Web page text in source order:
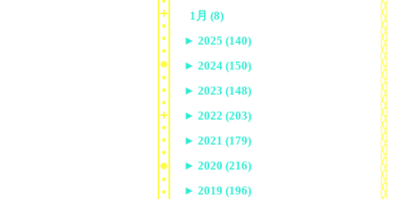
1月 (8)
► 2025 (140)
► 2024 (150)
► 2023 (148)
► 2022 (203)
► 2021 (179)
► 2020 (216)
► 2019 (196)